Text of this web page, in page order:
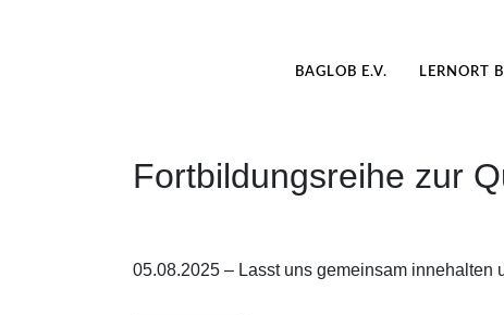
BAGLOB E.V. LERNORT
Fortbildungsreihe zur
05.08.2025 – Lasst uns gemeinsam innehalten